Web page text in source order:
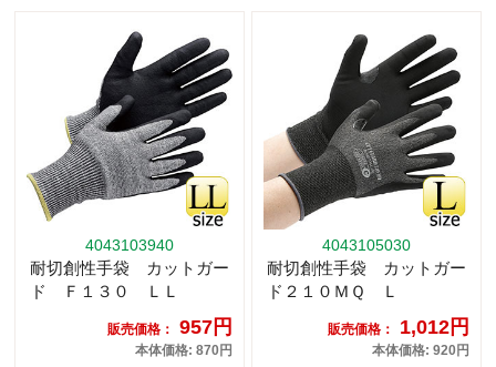
4043103940
耐切創性手袋 カットガー
ド Ｆ１３０ ＬＬ
販売価格： 957円
本体価格: 870円
4043105030
耐切創性手袋 カットガー
ド２１０ＭＱ Ｌ
販売価格： 1,012円
本体価格: 920円